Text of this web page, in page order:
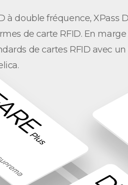
à double fréquence, XPass
de carte RFID. En
de cartes RFID avec un